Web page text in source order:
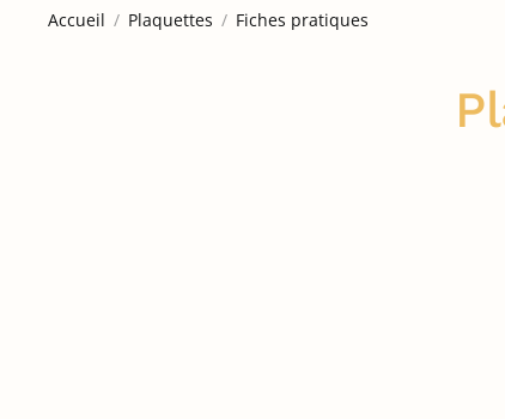
Accueil Plaquettes Fiches pratiques